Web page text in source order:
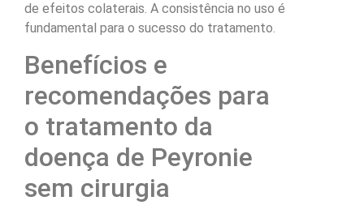
de efeitos colaterais. A consistência no uso é
fundamental para o sucesso do tratamento.
Benefícios e
recomendações para
o tratamento da
doença de Peyronie
sem cirurgia